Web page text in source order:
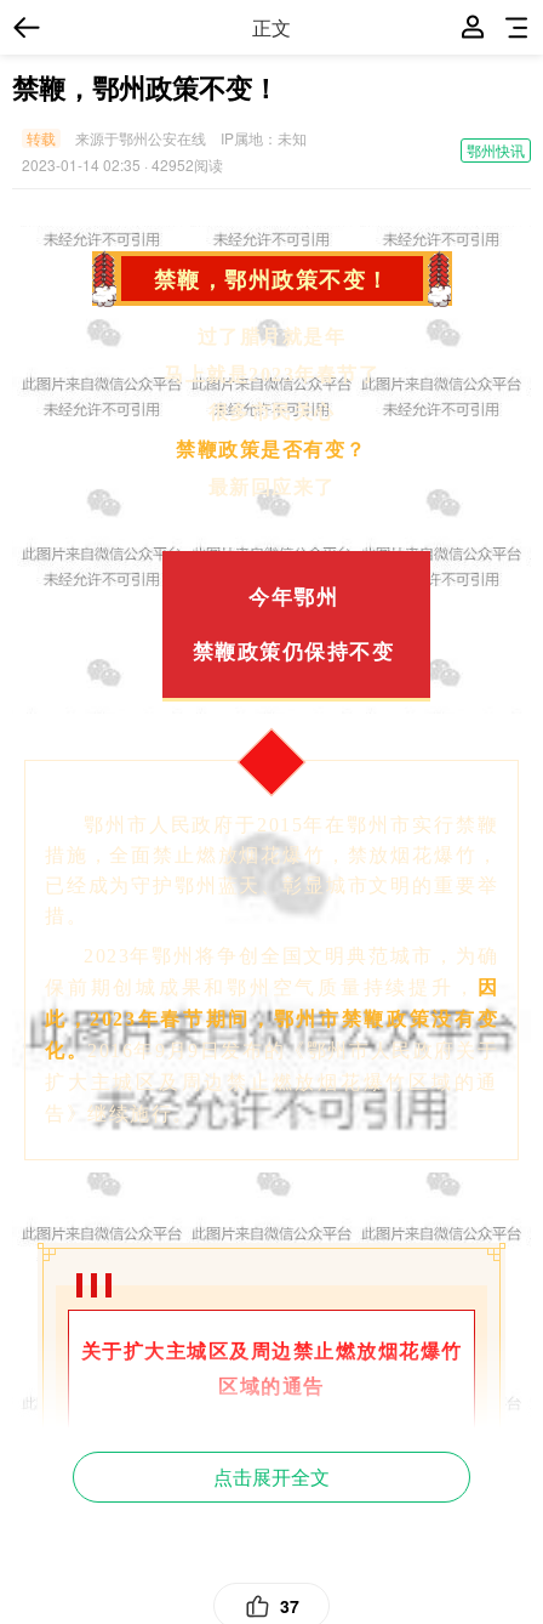
正文
禁鞭，鄂州政策不变！
鄂州快讯
转载 来源于鄂州公安在线 IP属地： 未知
2023-01-14 02:35 · 42952阅读
禁鞭，鄂州政策不变！
过了腊月就是年
马上就是2023年春节了
很多市民关心
禁鞭政策是否有变？
最新回应来了
今年鄂州
禁鞭政策仍保持不变
鄂州市人民政府于2015年在鄂州市实行禁鞭
措施，全面禁止燃放烟花爆竹，禁放烟花爆竹，
已经成为守护鄂州蓝天、彰显城市文明的重要举
措。
2023年鄂州将争创全国文明典范城市，为确
保前期创城成果和鄂州空气质量持续提升，
因
此，2023年春节期间，鄂州市禁鞭政策没有变
化。2016年9月9日发布的《鄂州市人民政府关于
扩大主城区及周边禁止燃放烟花爆竹区域的通
告》继续施行。
关于扩大主城区及周边禁止燃放烟花爆竹
区域的通告
为维护社会治安秩序，减少环境污染，
若干规定》和鄂州市第七届人民代表大会常
点击展开全文
37